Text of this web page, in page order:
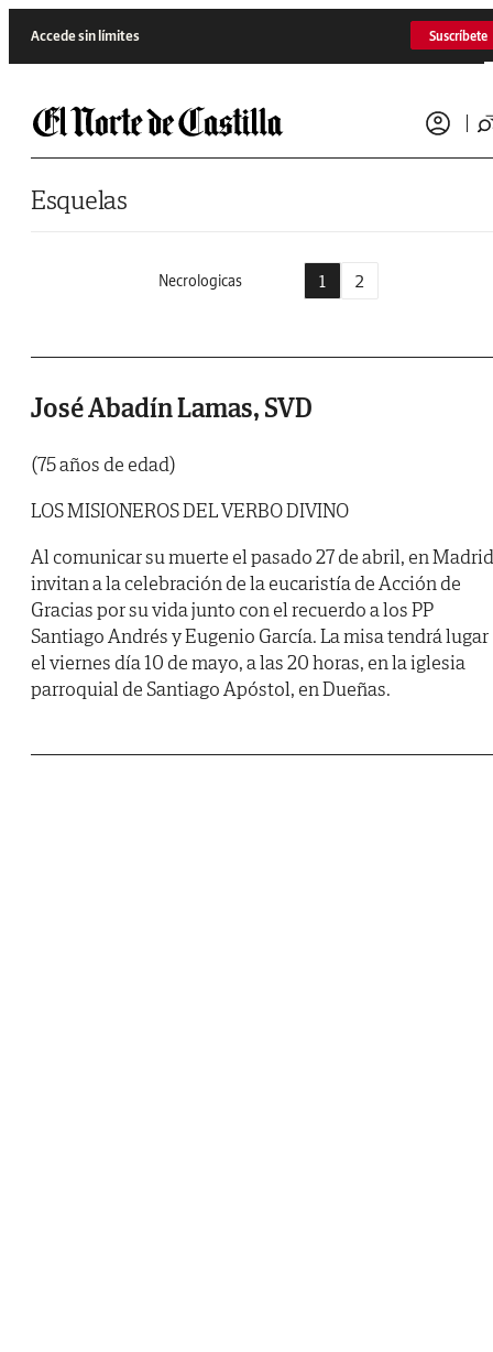
Accede sin límites Suscríbete
Esquelas
Necrologicas 1 2
José Abadín Lamas, SVD
(75 años de edad)
LOS MISIONEROS DEL VERBO DIVINO
Al comunicar su muerte el pasado 27 de abril, en
invitan a la celebración de la eucaristía de Acción de
Gracias por su vida junto con el recuerdo a los PP
Santiago Andrés y Eugenio García. La misa tendrá lugar
el viernes día 10 de mayo, a las 20 horas, en la iglesia
parroquial de Santiago Apóstol, en Dueñas.